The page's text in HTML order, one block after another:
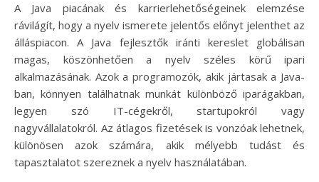
A Java piacának és karrierlehetőségeinek elemzése
rávilágít, hogy a nyelv ismerete jelentős előnyt jelenthet az
álláspiacon. A Java fejlesztők iránti kereslet globálisan
magas, köszönhetően a nyelv széles körű ipari
alkalmazásának. Azok a programozók, akik jártasak a Java-
ban, könnyen találhatnak munkát különböző iparágakban,
legyen szó IT-cégekről, startupokról vagy
nagyvállalatokról. Az átlagos fizetések is vonzóak lehetnek,
különösen azok számára, akik mélyebb tudást és
tapasztalatot szereznek a nyelv használatában.